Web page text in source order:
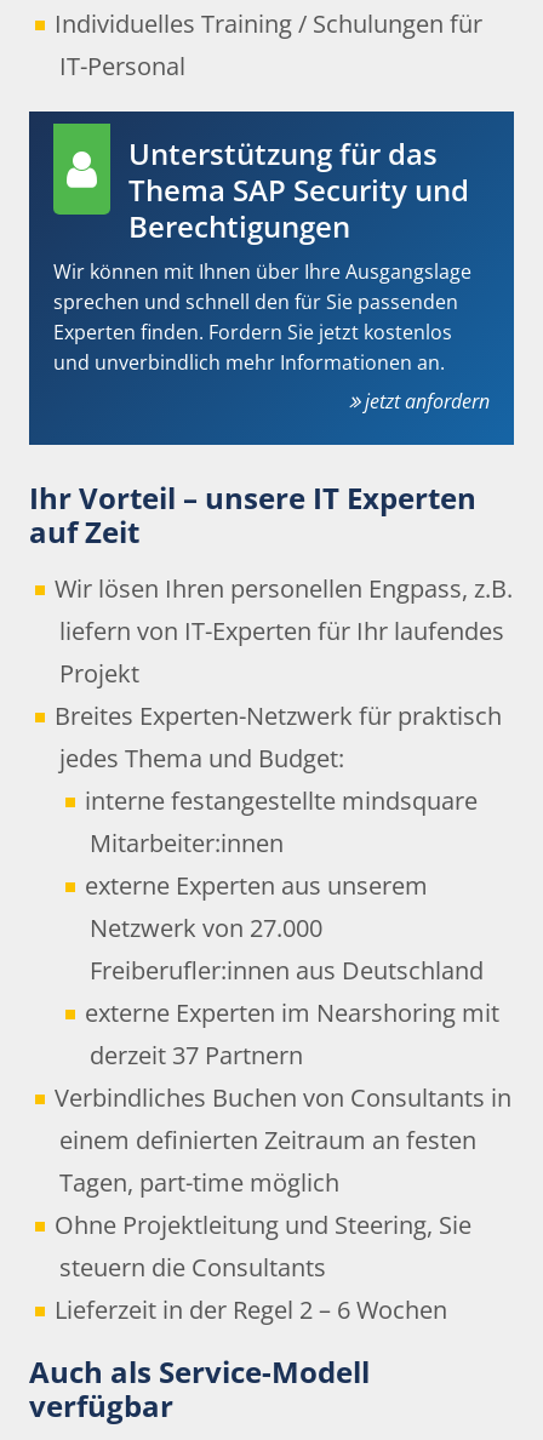
Individuelles Training / Schulungen für
IT-Personal
Unterstützung für das
Thema SAP Security und
Berechtigungen
Wir können mit Ihnen über Ihre Ausgangslage
sprechen und schnell den für Sie passenden
Experten finden. Fordern Sie jetzt kostenlos
und unverbindlich mehr Informationen an.
jetzt anfordern
Ihr Vorteil – unsere IT Experten
auf Zeit
Wir lösen Ihren personellen Engpass, z.B.
liefern von IT-Experten für Ihr laufendes
Projekt
Breites Experten-Netzwerk für praktisch
jedes Thema und Budget:
interne festangestellte mindsquare
Mitarbeiter:innen
externe Experten aus unserem
Netzwerk von 27.000
Freiberufler:innen aus Deutschland
externe Experten im Nearshoring mit
derzeit 37 Partnern
Verbindliches Buchen von Consultants in
einem definierten Zeitraum an festen
Tagen, part-time möglich
Ohne Projektleitung und Steering, Sie
steuern die Consultants
Lieferzeit in der Regel 2 – 6 Wochen
Auch als Service-Modell
verfügbar